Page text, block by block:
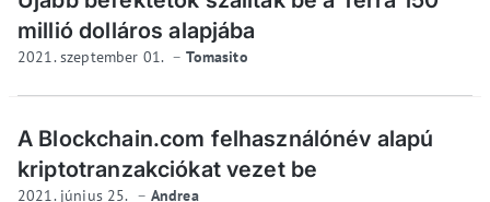
millió dolláros alapjába
2021. szeptember 01. Tomasito
A Blockchain.com felhasználónév alapú
kriptotranzakciókat vezet be
2021. június 25. Andrea